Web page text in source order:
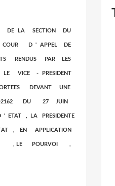
DE LA SECTION DU
COUR D ' APPEL DE
RENDUS PAR LES
VICE - PRESIDENT
DEVANT UNE
DU 27 JUIN
, LA PRESIDENTE
, EN APPLICATION
, LE POURVOI ,